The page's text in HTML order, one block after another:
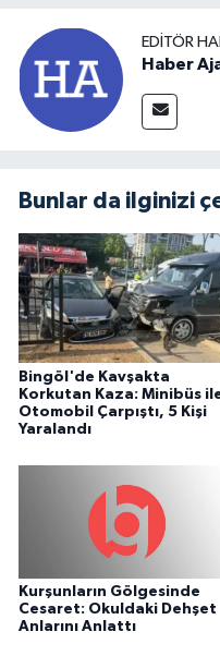
EDITÖR
Haber
Bunlar da ilginizi
Bingöl'de Kavşakta
Korkutan Kaza: Minibüs
Otomobil Çarpıştı, 5 Kişi
Yaralandı
Kurşunların Gölgesinde
Cesaret: Okuldaki Dehşet
Anlarını Anlattı